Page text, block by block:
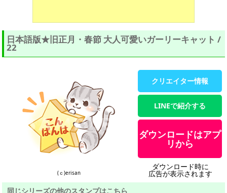
日本語版★旧正月・春節 大人可愛いガーリーキャット /
22
(ｃ)erisan
クリエイター情報
LINEで紹介する
ダウンロードはアプ
リから
ダウンロード時に
広告が表示されます
同じシリーズの他のスタンプはこちら